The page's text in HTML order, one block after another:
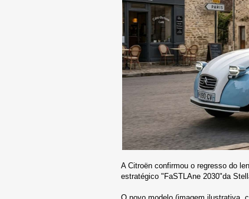
A Citroën confirmou o regresso do
estratégico "FaSTLAne 2030"da